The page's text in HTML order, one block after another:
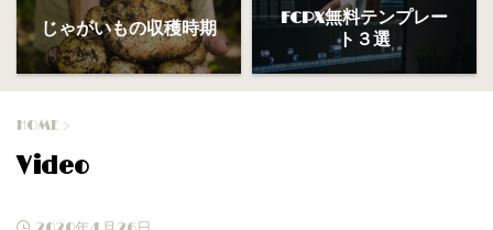
じゃがいもの収穫時期
FCPX無料テンプレー
ト３選
HOME >
Video